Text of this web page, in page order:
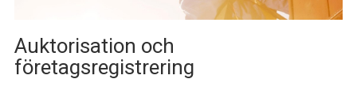
Auktorisation och
företagsregistrering